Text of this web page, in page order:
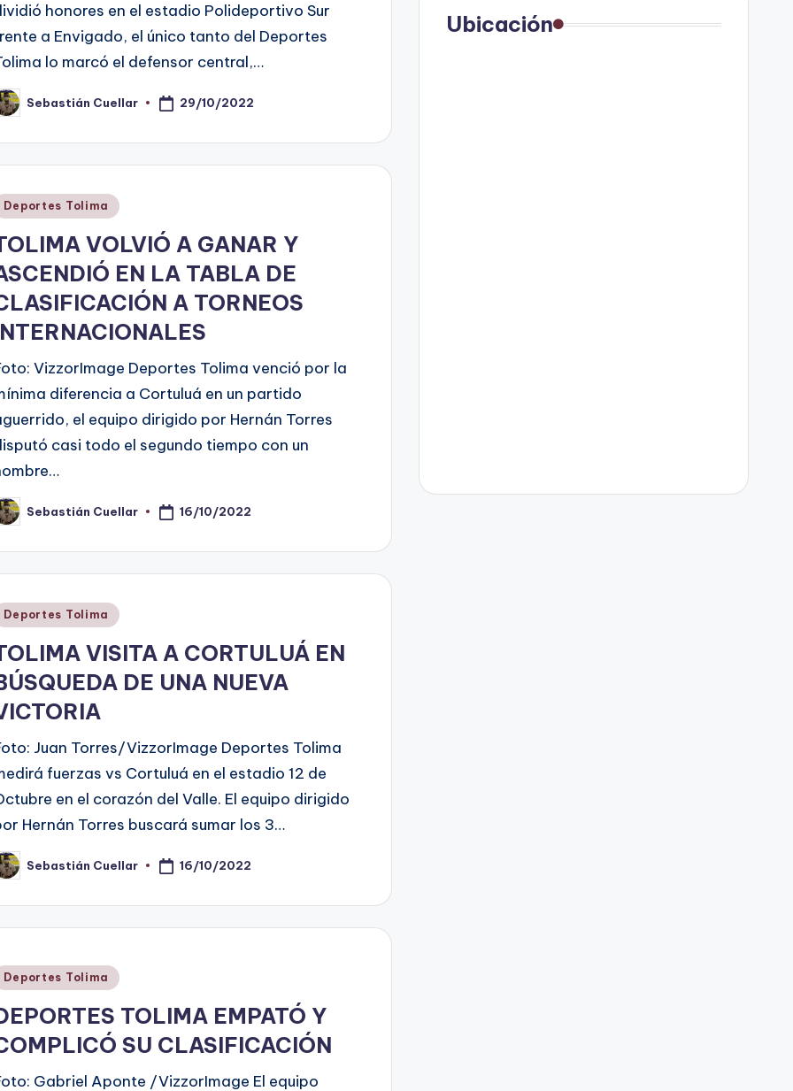
honores en el estadio Polideportivo Sur
a Envigado, el único tanto del Deportes
lo marcó el defensor central,…
Sebastián Cuellar 29/10/2022
Deportes Tolima
VOLVIÓ A GANAR Y
EN LA TABLA DE
A TORNEOS
VizzorImage Deportes Tolima venció por la
diferencia a Cortuluá en un partido
el equipo dirigido por Hernán Torres
casi todo el segundo tiempo con un
Sebastián Cuellar 16/10/2022
Deportes Tolima
VISITA A CORTULUÁ EN
DE UNA NUEVA
Juan Torres/VizzorImage Deportes Tolima
fuerzas vs Cortuluá en el estadio 12 de
en el corazón del Valle. El equipo dirigido
Hernán Torres buscará sumar los 3…
Sebastián Cuellar 16/10/2022
Deportes Tolima
TOLIMA EMPATÓ Y
SU CLASIFICACIÓN
Gabriel Aponte /VizzorImage El equipo
Ubicación